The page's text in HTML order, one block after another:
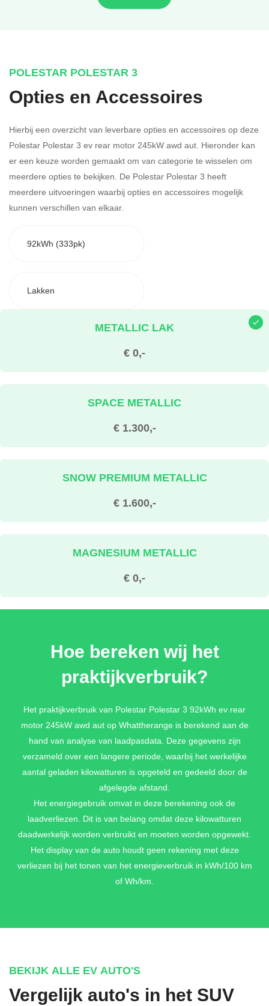
POLESTAR POLESTAR 3
Opties en Accessoires
Hierbij een overzicht van leverbare opties en accessoires op deze
Polestar Polestar 3 ev rear motor 245kW awd aut. Hieronder kan
er een keuze worden gemaakt om van categorie te wisselen om
meerdere opties te bekijken. De Polestar Polestar 3 heeft
meerdere uitvoeringen waarbij opties en accessoires mogelijk
kunnen verschillen van elkaar.
92kWh (333pk)
Lakken
€ 0,-
METALLIC LAK
€ 1.300,-
SPACE METALLIC
€ 1.600,-
SNOW PREMIUM METALLIC
€ 0,-
MAGNESIUM METALLIC
€ 1.300,-
€ 1.300,-
€ 1.600,-
KRYPTON PREMIUM METALLIC
Hoe bereken wij het
praktijkverbruik?
Het praktijkverbruik van Polestar Polestar 3 92kWh ev rear
motor 245kW awd aut op Whattherange is berekend aan de
hand van analyse van laadpasdata. Deze gegevens zijn
verzameld over een langere periode, waarbij het werkelijke
aantal geladen kilowatturen is opgeteld en gedeeld door de
afgelegde afstand.
Het energiegebruik omvat in deze berekening ook de
laadverliezen. Dit is van belang omdat deze kilowatturen
daadwerkelijk worden verbruikt en moeten worden opgewekt.
Het display van de auto houdt geen rekening met deze
verliezen bij het tonen van het energieverbruik in kWh/100 km
of Wh/km.
BEKIJK ALLE EV AUTO'S
Vergelijk auto's in het SUV